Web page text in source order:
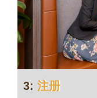
3: 注册